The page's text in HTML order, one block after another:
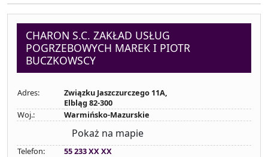
CHARON S.C. ZAKŁAD USŁUG
POGRZEBOWYCH MAREK I PIOTR
BUCZKOWSCY
Adres:
Związku Jaszczurczego 11A,
Elbląg 82-300
Woj.:
Warmińsko-Mazurskie
Pokaż na mapie
Telefon: 55 233 XX XX